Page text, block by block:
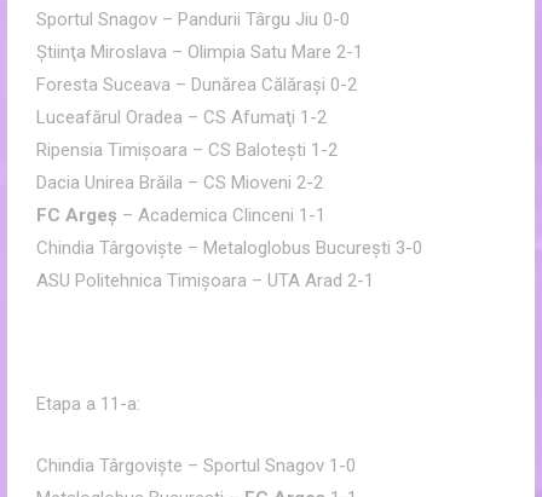
Sportul Snagov – Pandurii Târgu Jiu 0-0
Ştiinţa Miroslava – Olimpia Satu Mare 2-1
Foresta Suceava – Dunărea Călăraşi 0-2
Luceafărul Oradea – CS Afumaţi 1-2
Ripensia Timişoara – CS Baloteşti 1-2
Dacia Unirea Brăila – CS Mioveni 2-2
FC Argeş – Academica Clinceni 1-1
Chindia Târgovişte – Metaloglobus Bucureşti 3-0
ASU Politehnica Timişoara – UTA Arad 2-1
Etapa a 11-a:
Chindia Târgovişte – Sportul Snagov 1-0